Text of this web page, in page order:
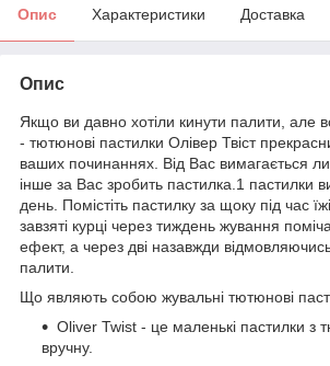
Опис Характеристики Доставка
Опис
Якщо ви давно хотіли кинути палити, але
- тютюнові пастилки Олівер Твіст
ваших починаннях. Від Вас вимагається
інше за Вас зробить пастилка.1 пастилки
день. Помістіть пастилку за щоку під час
завзяті курці через тиждень жування
ефект, а через дві назавжди
палити.
Що являють собою жувальні тютюнові
Oliver Twist - це маленькі пастилки з
вручну.